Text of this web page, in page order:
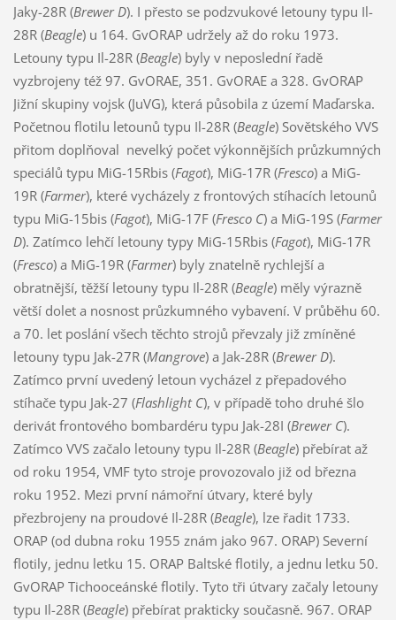
Jaky-28R (Brewer D). I přesto se podzvukové letouny typu Il-
28R (Beagle) u 164. GvORAP udržely až do roku 1973.
Letouny typu Il-28R (Beagle) byly v neposlední řadě
vyzbrojeny též 97. GvORAE, 351. GvORAE a 328. GvORAP
Jižní skupiny vojsk (JuVG), která působila z území Maďarska.
Početnou flotilu letounů typu Il-28R (Beagle) Sovětského VVS
přitom doplňoval nevelký počet výkonnějších průzkumných
speciálů typu MiG-15Rbis (Fagot), MiG-17R (Fresco) a MiG-
19R (Farmer), které vycházely z frontových stíhacích letounů
typu MiG-15bis (Fagot), MiG-17F (Fresco C) a MiG-19S (Farmer
D). Zatímco lehčí letouny typy MiG-15Rbis (Fagot), MiG-17R
(Fresco) a MiG-19R (Farmer) byly znatelně rychlejší a
obratnější, těžší letouny typu Il-28R (Beagle) měly výrazně
větší dolet a nosnost průzkumného vybavení. V průběhu 60.
a 70. let poslání všech těchto strojů převzaly již zmíněné
letouny typu Jak-27R (Mangrove) a Jak-28R (Brewer D).
Zatímco první uvedený letoun vycházel z přepadového
stíhače typu Jak-27 (Flashlight C), v případě toho druhé šlo
derivát frontového bombardéru typu Jak-28I (Brewer C).
Zatímco VVS začalo letouny typu Il-28R (Beagle) přebírat až
od roku 1954, VMF tyto stroje provozovalo již od března
roku 1952. Mezi první námořní útvary, které byly
přezbrojeny na proudové Il-28R (Beagle), lze řadit 1733.
ORAP (od dubna roku 1955 znám jako 967. ORAP) Severní
flotily, jednu letku 15. ORAP Baltské flotily, a jednu letku 50.
GvORAP Tichooceánské flotily. Tyto tři útvary začaly letouny
typu Il-28R (Beagle) přebírat prakticky současně. 967. ORAP